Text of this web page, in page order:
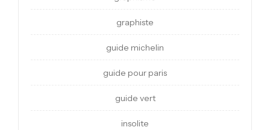
graphiste
guide michelin
guide pour paris
guide vert
insolite